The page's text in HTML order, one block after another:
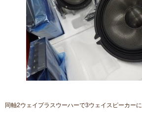
同軸2ウェイプラスウーハーで3ウェイスピーカーに